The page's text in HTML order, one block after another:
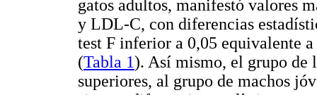
gatos adultos, manifestó valores
y LDL-C, con diferencias
test F inferior a 0,05 equivalente
(Tabla 1). Así mismo, el grupo de
superiores, al grupo de machos